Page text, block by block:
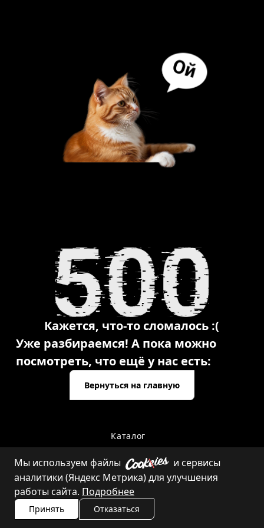
Кажется, что-то сломалось :(
Уже разбираемся! А пока можно
посмотреть, что ещё у нас есть:
Вернуться на главную
Каталог
Контакты
Мы используем файлы
и сервисы
аналитики (Яндекс Метрика) для улучшения
работы сайта. Подробнее
Принять Отказаться